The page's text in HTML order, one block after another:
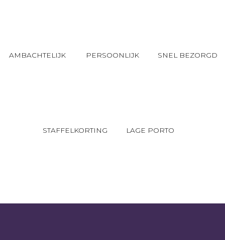
AMBACHTELIJK PERSOONLIJK SNEL BEZORGD
STAFFELKORTING LAGE PORTO